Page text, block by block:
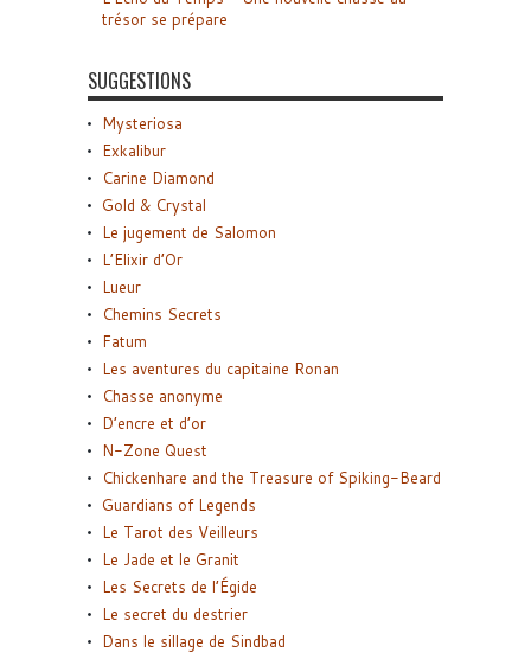
trésor se prépare
SUGGESTIONS
Mysteriosa
Exkalibur
Carine Diamond
Gold & Crystal
Le jugement de Salomon
L’Elixir d’Or
Lueur
Chemins Secrets
Fatum
Les aventures du capitaine Ronan
Chasse anonyme
D’encre et d’or
N-Zone Quest
Chickenhare and the Treasure of Spiking-Beard
Guardians of Legends
Le Tarot des Veilleurs
Le Jade et le Granit
Les Secrets de l’Égide
Le secret du destrier
Dans le sillage de Sindbad